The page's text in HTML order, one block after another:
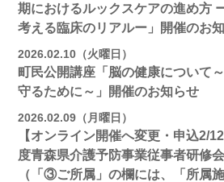
期におけるルックスケアの進め方
考える臨床のリアルー」開催のお
2026.02.10（火曜日）
町民公開講座「脳の健康について
守るために～」開催のお知らせ
2026.02.09（月曜日）
【オンライン開催へ変更・申込2/
度青森県介護予防事業従事者研修
（「③ご所属」の欄には、「所属